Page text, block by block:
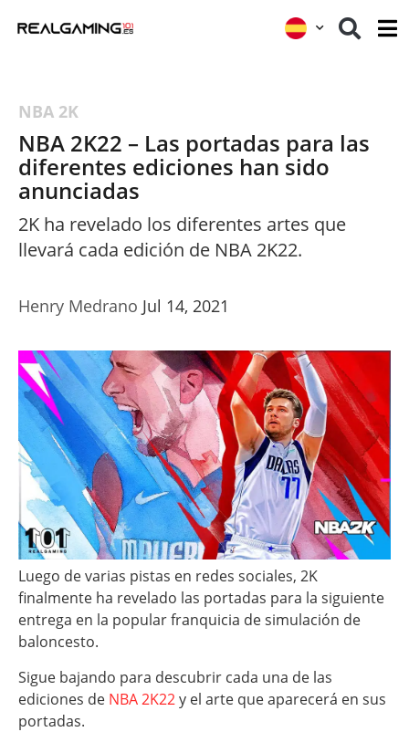
NBA 2K
NBA 2K22 – Las portadas para las
diferentes ediciones han sido
anunciadas
2K ha revelado los diferentes artes que
llevará cada edición de NBA 2K22.
Henry Medrano Jul 14, 2021
Luego de varias pistas en redes sociales, 2K
finalmente ha revelado las portadas para la siguiente
entrega en la popular franquicia de simulación de
baloncesto.
Sigue bajando para descubrir cada una de las
ediciones de NBA 2K22y el arte que aparecerá en sus
portadas.